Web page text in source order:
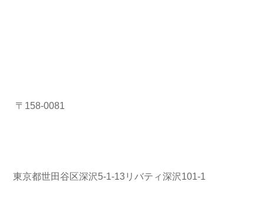
〒158-0081
東京都世田谷区深沢5-1-13リバティ深沢101-1